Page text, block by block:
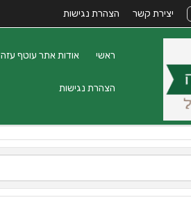
יצירת קשר הצהרת נגישות
ראשי אודות אתר עוטף עזה
הצהרת נגישות